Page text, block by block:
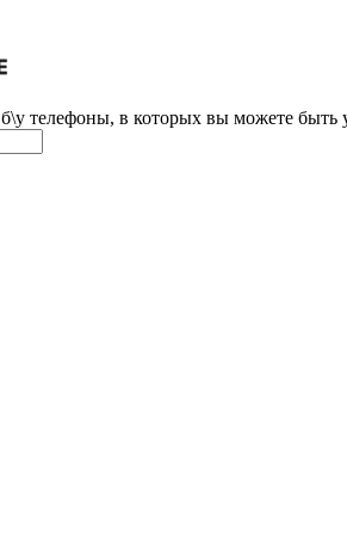
телефоны, в которых вы можете быть